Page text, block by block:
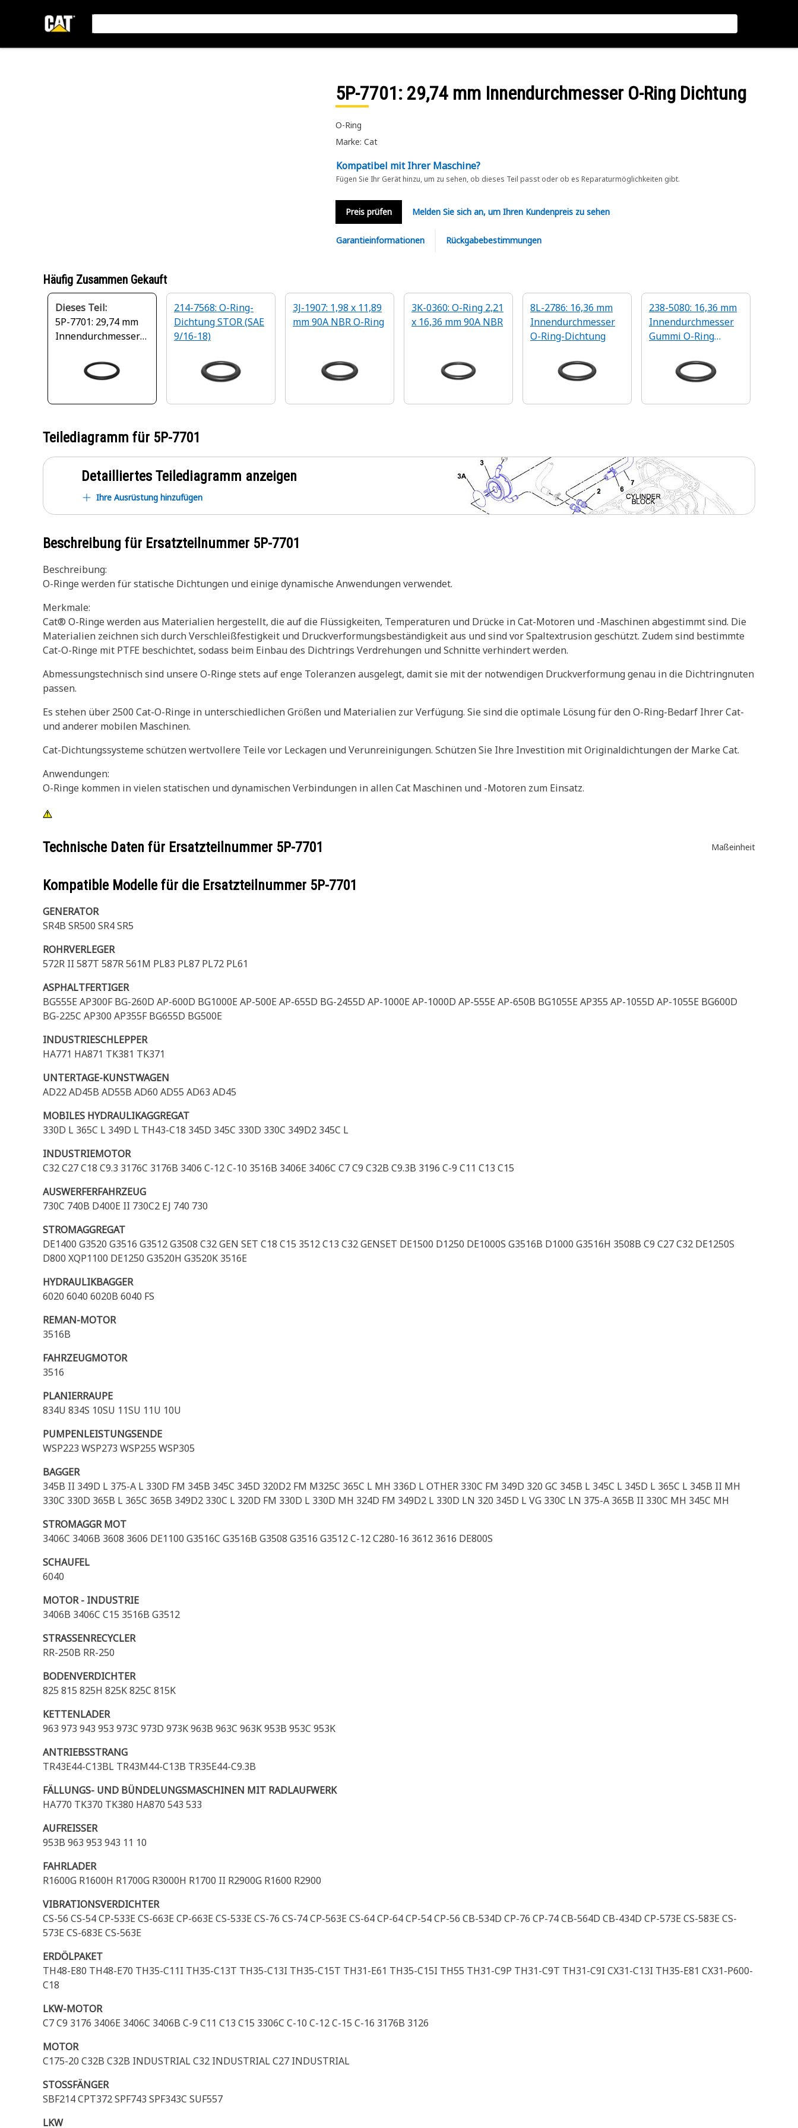
5P-7701: 29,74 mm Innendurchmesser O-Ring Dichtung
O-Ring
Marke: Cat
Kompatibel mit Ihrer Maschine?
Fügen Sie Ihr Gerät hinzu, um zu sehen, ob dieses Teil passt oder ob es Reparaturmöglichkeiten gibt.
Preis prüfen Melden Sie sich an, um Ihren Kundenpreis zu sehen
Garantieinformationen Rückgabebestimmungen
Häufig Zusammen Gekauft
Dieses Teil:
5P-7701: 29,74 mm
Innendurchmesser
214-7568: O-Ring-
Dichtung STOR (SAE
9/16-18)
3J-1907: 1,98 x 11,89
mm 90A NBR O-Ring
3K-0360: O-Ring 2,21
x 16,36 mm 90A NBR
8L-2786: 16,36 mm
Innendurchmesser
O-Ring-Dichtung
238-5080: 16,36 mm
Innendurchmesser
Gummi O-Ring
Teilediagramm für 5P-7701
Detailliertes Teilediagramm anzeigen
Ihre Ausrüstung hinzufügen
Beschreibung für Ersatzteilnummer 5P-7701
Beschreibung:
O-Ringe werden für statische Dichtungen und einige dynamische Anwendungen verwendet.
Merkmale:
Cat® O-Ringe werden aus Materialien hergestellt, die auf die Flüssigkeiten, Temperaturen und Drücke in Cat-Motoren und -Maschinen abgestimmt sind. Die
Materialien zeichnen sich durch Verschleißfestigkeit und Druckverformungsbeständigkeit aus und sind vor Spaltextrusion geschützt. Zudem sind bestimmte
Cat-O-Ringe mit PTFE beschichtet, sodass beim Einbau des Dichtrings Verdrehungen und Schnitte verhindert werden.
Abmessungstechnisch sind unsere O-Ringe stets auf enge Toleranzen ausgelegt, damit sie mit der notwendigen Druckverformung genau in die Dichtringnuten
passen.
Es stehen über 2500 Cat-O-Ringe in unterschiedlichen Größen und Materialien zur Verfügung. Sie sind die optimale Lösung für den O-Ring-Bedarf Ihrer Cat-
und anderer mobilen Maschinen.
Cat-Dichtungssysteme schützen wertvollere Teile vor Leckagen und Verunreinigungen. Schützen Sie Ihre Investition mit Originaldichtungen der Marke Cat.
Anwendungen:
O-Ringe kommen in vielen statischen und dynamischen Verbindungen in allen Cat Maschinen und -Motoren zum Einsatz.
Technische Daten für Ersatzteilnummer 5P-7701 Maßeinheit
Kompatible Modelle für die Ersatzteilnummer 5P-7701
GENERATOR
SR4B SR500 SR4 SR5
ROHRVERLEGER
572R II 587T 587R 561M PL83 PL87 PL72 PL61
ASPHALTFERTIGER
BG555E AP300F BG-260D AP-600D BG1000E AP-500E AP-655D BG-2455D AP-1000E AP-1000D AP-555E AP-650B BG1055E AP355 AP-1055D AP-1055E BG600D
BG-225C AP300 AP355F BG655D BG500E
INDUSTRIESCHLEPPER
HA771 HA871 TK381 TK371
UNTERTAGE-KUNSTWAGEN
AD22 AD45B AD55B AD60 AD55 AD63 AD45
MOBILES HYDRAULIKAGGREGAT
330D L 365C L 349D L TH43-C18 345D 345C 330D 330C 349D2 345C L
INDUSTRIEMOTOR
C32 C27 C18 C9.3 3176C 3176B 3406 C-12 C-10 3516B 3406E 3406C C7 C9 C32B C9.3B 3196 C-9 C11 C13 C15
AUSWERFERFAHRZEUG
730C 740B D400E II 730C2 EJ 740 730
STROMAGGREGAT
DE1400 G3520 G3516 G3512 G3508 C32 GEN SET C18 C15 3512 C13 C32 GENSET DE1500 D1250 DE1000S G3516B D1000 G3516H 3508B C9 C27 C32 DE1250S
D800 XQP1100 DE1250 G3520H G3520K 3516E
HYDRAULIKBAGGER
6020 6040 6020B 6040 FS
REMAN-MOTOR
3516B
FAHRZEUGMOTOR
3516
PLANIERRAUPE
834U 834S 10SU 11SU 11U 10U
PUMPENLEISTUNGSENDE
WSP223 WSP273 WSP255 WSP305
BAGGER
345B II 349D L 375-A L 330D FM 345B 345C 345D 320D2 FM M325C 365C L MH 336D L OTHER 330C FM 349D 320 GC 345B L 345C L 345D L 365C L 345B II MH
330C 330D 365B L 365C 365B 349D2 330C L 320D FM 330D L 330D MH 324D FM 349D2 L 330D LN 320 345D L VG 330C LN 375-A 365B II 330C MH 345C MH
STROMAGGR MOT
3406C 3406B 3608 3606 DE1100 G3516C G3516B G3508 G3516 G3512 C-12 C280-16 3612 3616 DE800S
SCHAUFEL
6040
MOTOR - INDUSTRIE
3406B 3406C C15 3516B G3512
STRASSENRECYCLER
RR-250B RR-250
BODENVERDICHTER
825 815 825H 825K 825C 815K
KETTENLADER
963 973 943 953 973C 973D 973K 963B 963C 963K 953B 953C 953K
ANTRIEBSSTRANG
TR43E44-C13BL TR43M44-C13B TR35E44-C9.3B
FÄLLUNGS- UND BÜNDELUNGSMASCHINEN MIT RADLAUFWERK
HA770 TK370 TK380 HA870 543 533
AUFREISSER
953B 963 953 943 11 10
FAHRLADER
R1600G R1600H R1700G R3000H R1700 II R2900G R1600 R2900
VIBRATIONSVERDICHTER
CS-56 CS-54 CP-533E CS-663E CP-663E CS-533E CS-76 CS-74 CP-563E CS-64 CP-64 CP-54 CP-56 CB-534D CP-76 CP-74 CB-564D CB-434D CP-573E CS-583E CS-
573E CS-683E CS-563E
ERDÖLPAKET
TH48-E80 TH48-E70 TH35-C11I TH35-C13T TH35-C13I TH35-C15T TH31-E61 TH35-C15I TH55 TH31-C9P TH31-C9T TH31-C9I CX31-C13I TH35-E81 CX31-P600-
C18
LKW-MOTOR
C7 C9 3176 3406E 3406C 3406B C-9 C11 C13 C15 3306C C-10 C-12 C-15 C-16 3176B 3126
MOTOR
C175-20 C32B C32B INDUSTRIAL C32 INDUSTRIAL C27 INDUSTRIAL
STOSSFÄNGER
SBF214 CPT372 SPF743 SPF343C SUF557
LKW